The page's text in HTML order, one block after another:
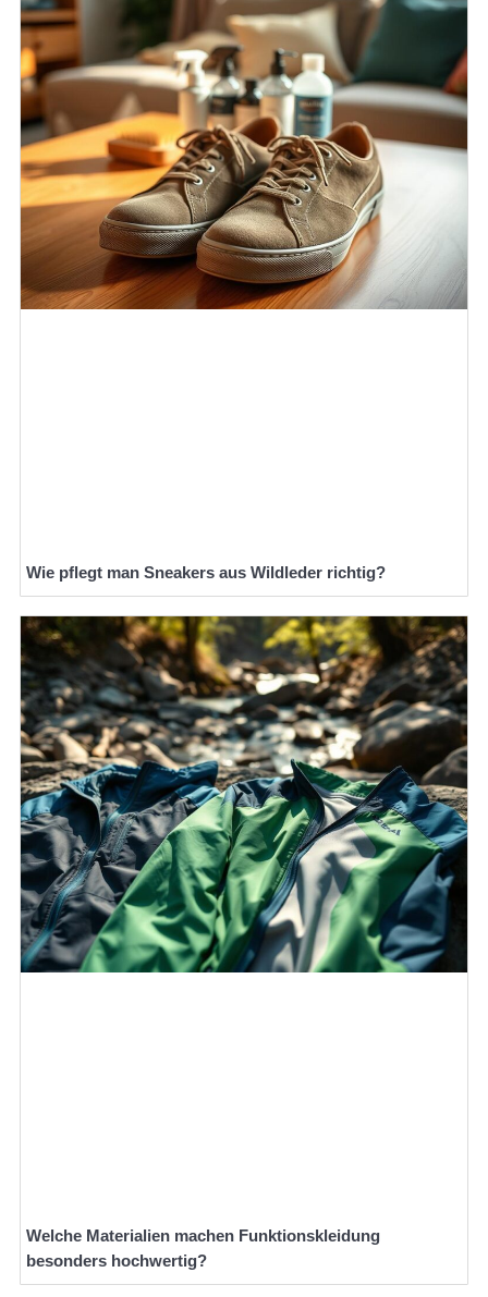
Wie pflegt man Sneakers aus Wildleder richtig?
Welche Materialien machen Funktionskleidung
besonders hochwertig?